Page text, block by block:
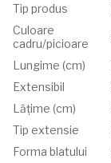
Tip produs
Culoare
cadru/picioare
Lungime (cm)
Extensibil
Lățime (cm)
Tip extensie
Forma blatului